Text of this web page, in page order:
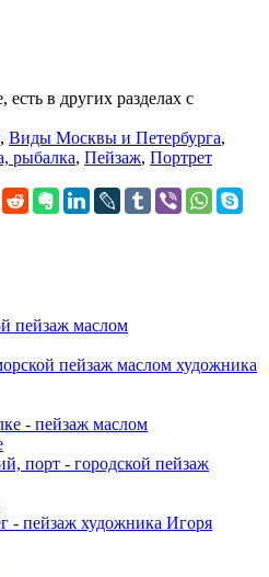
в других разделах с
, Виды Москвы и Петербурга,
рыбалка, Пейзаж, Портрет